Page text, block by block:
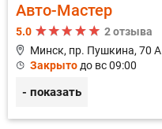
Авто-Мастер
5.0
2 отзыва
Минск, пр. Пушкина, 70 А
Закрыто до вс 09:00
- показать